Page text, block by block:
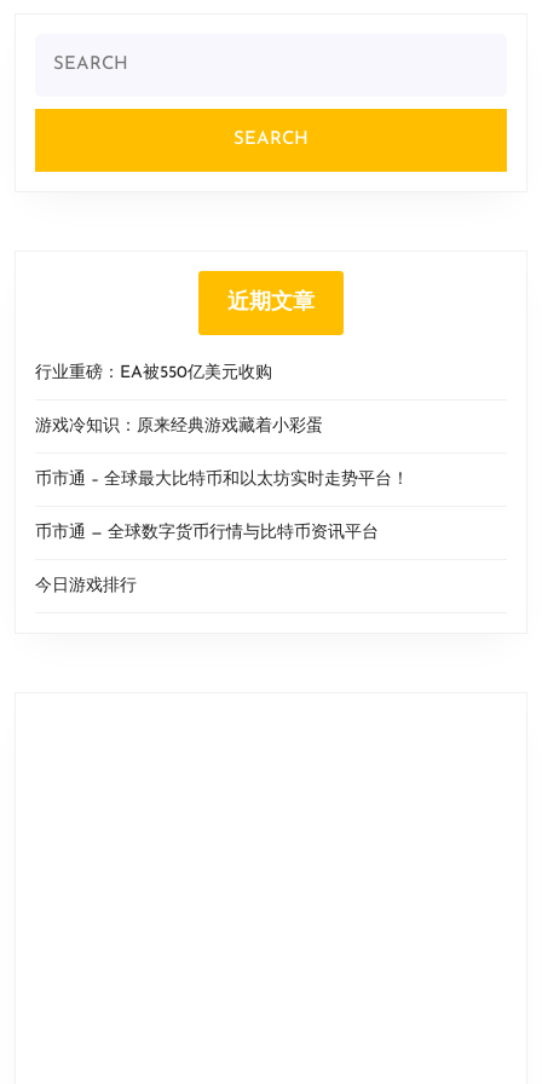
for:
近期文章
行业重磅：EA被550亿美元收购
游戏冷知识：原来经典游戏藏着小彩蛋
币市通 – 全球最大比特币和以太坊实时走势平台！
币市通 — 全球数字货币行情与比特币资讯平台
今日游戏排行